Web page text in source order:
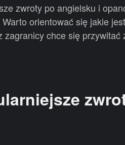
zwroty po angielsku i
orientować się jakie
chce się przywitać